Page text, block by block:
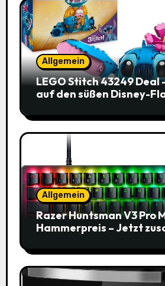
Allgemein
LEGO Stitch 43249 Deal
auf den süßen Disney-
Allgemein
Razer Huntsman V3 Pro
Hammerpreis – Jetzt